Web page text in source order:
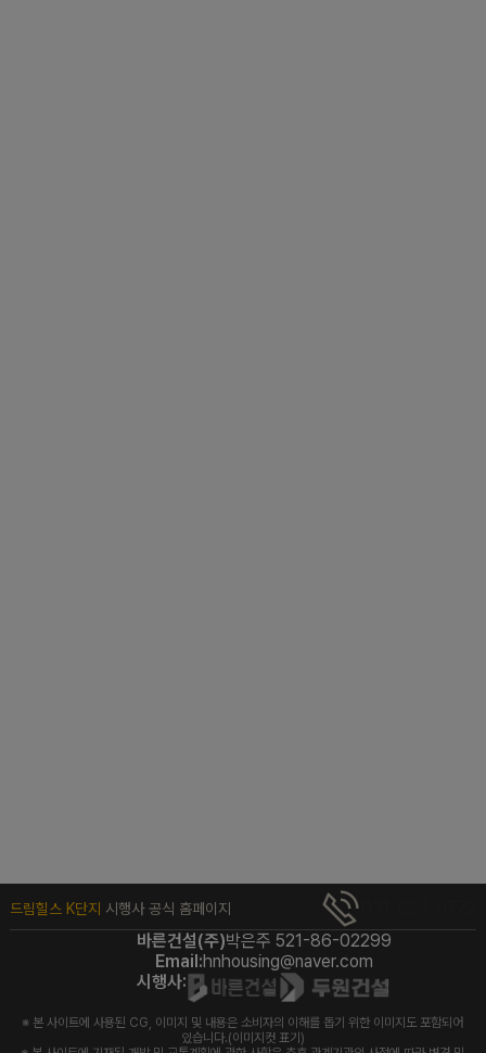
드림힐스 K단지 시행사 공식 홈페이지
바른건설(주)박은주 521-86-02299
Email:hnhousing@naver.com
시행사:
※ 본 사이트에 사용된 CG, 이미지 및 내용은 소비자의 이해를 돕기 위한 이미지도 포함되어
있습니다.(이미지컷 표기)